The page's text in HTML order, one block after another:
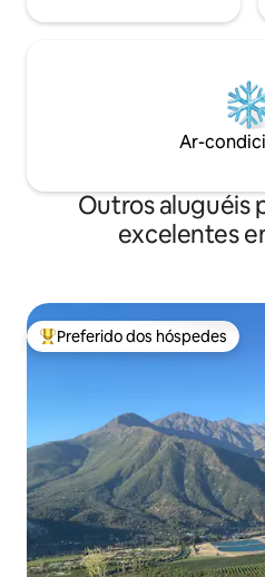
Ar-
Outros aluguéis
excelentes
Entre os melhores preferidos
Preferido dos hóspedes